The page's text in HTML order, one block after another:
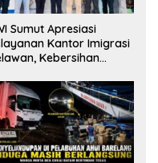
Sumut Apresiasi
Kantor Imigrasi
Kebersihan